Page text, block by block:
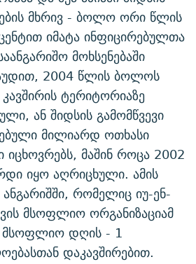
COVID-19
ᲘᲡᲢᲝᲠᲘᲐ
- ᲐᲛᲝᲣᲗᲥᲛᲔᲚᲘ ᲐᲛᲑᲐᲕᲘ
ᲓᲐᲨᲐᲕᲔᲑᲣᲚᲔᲑᲘ
საიტი
მხრივ - ბოლო ორი წლის
იმატა ინფიცირებულთა
მოხსენებაში
2004 წლის ბოლოს
ტერიტორიაზე
ან შიდსის გამომწვევი
მილიარდ ოთხასი
იცხოვრებს, მაშინ როცა 2002
იყო აღრიცხული. ამის
ანგარიშში, რომელიც იუ-ენ-
მსოფლიო ორგანიზაციამ
მსოფლიო დღის - 1
დაკავშირებით.